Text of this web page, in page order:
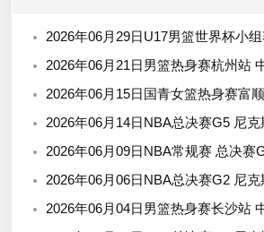
2026年06月29日U17男篮世界杯小组赛B组 中国U17男
2026年06月21日男篮热身赛杭州站 中国男篮 - 澳
2026年06月15日国青女篮热身赛富顺站 中国U17女篮 -
2026年06月14日NBA总决赛G5 尼克斯
2026年06月09日NBA常规赛 总决赛G3 马刺
2026年06月06日NBA总决赛G2 尼克斯
2026年06月04日男篮热身赛长沙站 中国男篮 -